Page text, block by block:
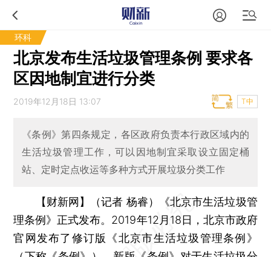
环科
北京发布生活垃圾管理条例 要求各
区因地制宜进行分类
2019年12月18日 13:07 T中
《条例》第四条规定，各区政府负责本行政区域内的
生活垃圾管理工作，可以因地制宜采取设立固定桶
站、定时定点收运等多种方式开展垃圾分类工作
【财新网】（记者 杨睿）
《北京市生活垃圾管
理条例》正式发布。2019年12月18日，北京市政府
官网发布了修订版《北京市生活垃圾管理条例》